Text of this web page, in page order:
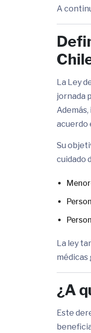
A
La Ley
jornada
acuerdo
Su
cuidado
La ley
médicas
¿A
Este